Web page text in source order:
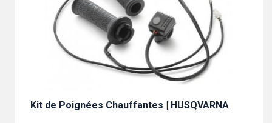
Kit de Poignées Chauffantes | HUSQVARNA